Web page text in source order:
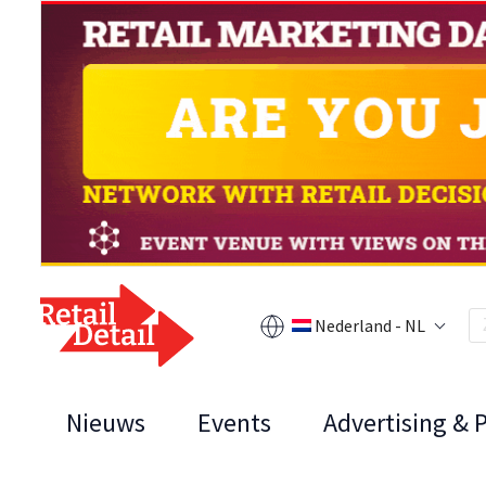
Nederland - NL
Nieuws Events Advertising &